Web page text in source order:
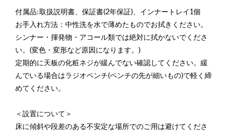
付属品:取扱説明書、保証書(2年保証)、インナートレイ1個
お手入れ方法：中性洗を水で薄めたものでお拭きください。
シンナー・揮発物・アコール類では絶対に拭かないでくださ
い。(変色・変形など原因になります。)
定期的に天板の化粧ネジが緩んでない確認してください。緩
んでいる場合はラジオペンチ(ペンチの先が細いもの)で軽く締
めてください。
＜設置について＞
床に傾斜や段差のある不安定な場所でのご用は避けてくださ